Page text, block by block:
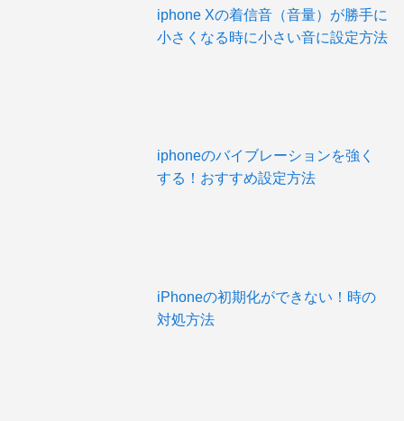
iphone Xの着信音（音量）が勝手に
小さくなる時に小さい音に設定方法
iphoneのバイブレーションを強く
する！おすすめ設定方法
iPhoneの初期化ができない！時の
対処方法